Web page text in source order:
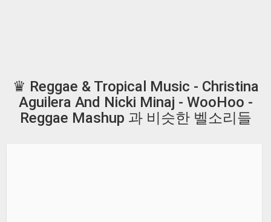
♛ Reggae & Tropical Music - Christina
Aguilera And Nicki Minaj - WooHoo -
Reggae Mashup 과 비슷한 벨소리들